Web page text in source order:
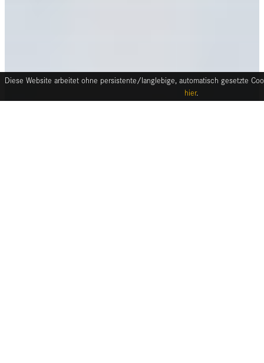
Diese Website arbeitet ohne persistente/langlebige, automatisch gesetzte
hier.